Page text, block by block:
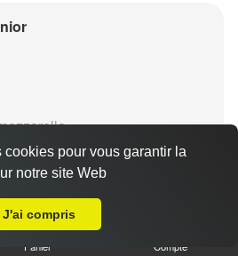
Panier Compte
pour vous garantir la
notre site Web
J'ai compris